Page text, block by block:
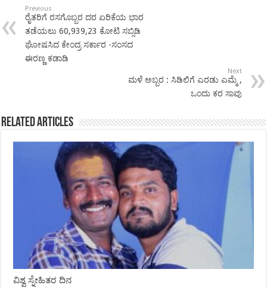
Previous
ರೈತರಿಗೆ ರಸಗೊಬ್ಬರ ದರ ಏರಿಕೆಯ ಭಾರ
ತಡೆಯಲು 60,939,23 ಕೋಟಿ ಸಬ್ಸಿಡಿ
ಘೋಷಸಿದ ಕೇಂದ್ರ ಸರ್ಕಾರ -ಸಂಸದ
ಈರಣ್ಣ ಕಡಾಡಿ
Next
ಮಳೆ ಅಬ್ಬರ : ಸಿಡಿಲಿಗೆ ಎರಡು ಎಮ್ಮೆ ,
ಒಂದು ಕರ ಸಾವು
Related Articles
ವಿಶ್ವ ಸ್ನೇಹಿತರ ದಿನ